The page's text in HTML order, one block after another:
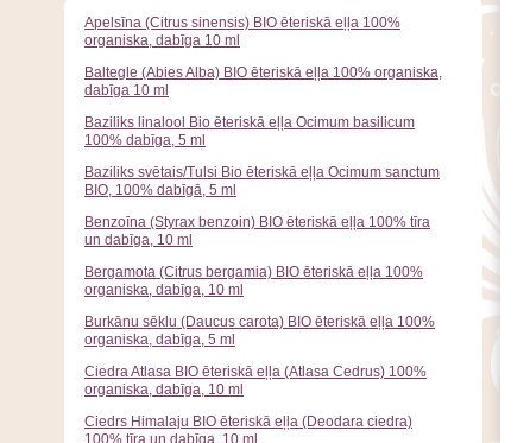
Apelsīna (Citrus sinensis) BIO ēteriskā eļļa 100%
organiska, dabīga 10 ml
Baltegle (Abies Alba) BIO ēteriskā eļļa 100% organiska,
dabīga 10 ml
Baziliks linalool Bio ēteriskā eļļa Ocimum basilicum
100% dabīga, 5 ml
Baziliks svētais/Tulsi Bio ēteriskā eļļa Ocimum sanctum
BIO, 100% dabīgā, 5 ml
Benzoīna (Styrax benzoin) BIO ēteriskā eļļa 100% tīra
un dabīga, 10 ml
Bergamota (Citrus bergamia) BIO ēteriskā eļļa 100%
organiska, dabīga, 10 ml
Burkānu sēklu (Daucus carota) BIO ēteriskā eļļa 100%
organiska, dabīga, 5 ml
Ciedra Atlasa BIO ēteriskā eļļa (Atlasa Cedrus) 100%
organiska, dabīga, 10 ml
Ciedrs Himalaju BIO ēteriskā eļļa (Deodara ciedra)
100% tīra un dabīga, 10 ml